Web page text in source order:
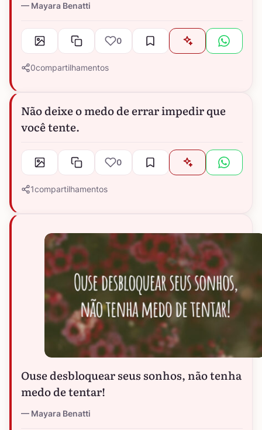
Mayara Benatti
0
0compartilhamentos
Não deixe o medo de errar impedir que
você tente.
0
1compartilhamentos
Ouse desbloquear seus sonhos, não tenha
medo de tentar!
Mayara Benatti